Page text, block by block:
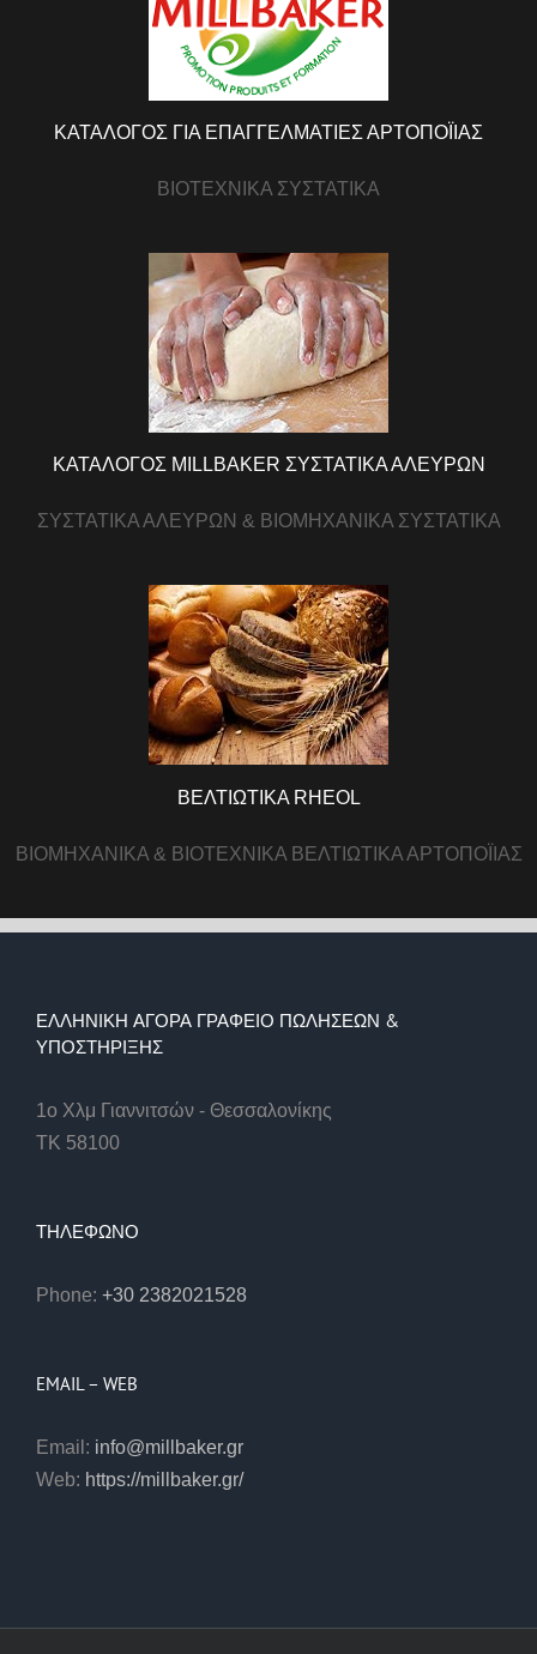
ΚΑΤΑΛΟΓΟΣ ΓΙΑ ΕΠΑΓΓΕΛΜΑΤΙΕΣ ΑΡΤΟΠΟΪΙΑΣ
ΒΙΟΤΕΧΝΙΚΑ ΣΥΣΤΑΤΙΚΑ
ΚΑΤΑΛΟΓΟΣ MILLBAKER ΣΥΣΤΑΤΙΚΑ ΑΛΕΥΡΩΝ
ΣΥΣΤΑΤΙΚΑ ΑΛΕΥΡΩΝ & ΒΙΟΜΗΧΑΝΙΚΑ ΣΥΣΤΑΤΙΚΑ
ΒΕΛΤΙΩΤΙΚΑ RHEOL
ΒΙΟΜΗΧΑΝΙΚΑ & ΒΙΟΤΕΧΝΙΚΑ ΒΕΛΤΙΩΤΙΚΑ ΑΡΤΟΠΟΪΙΑΣ
ΕΛΛΗΝΙΚΉ ΑΓΟΡΆ ΓΡΑΦΕΊΟ ΠΩΛΉΣΕΩΝ &
ΥΠΟΣΤΉΡΙΞΗΣ
1ο Χλμ Γιαννιτσών - Θεσσαλονίκης
ΤΚ 58100
ΤΗΛΕΦΩΝΟ
Phone: +30 2382021528
EMAIL – WEB
Email: info@millbaker.gr
Web: https://millbaker.gr/